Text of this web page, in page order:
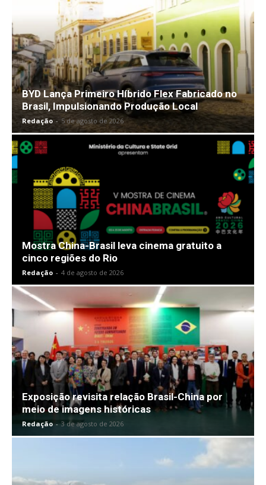
BYD Lança Primeiro Híbrido Flex Fabricado no
Brasil, Impulsionando Produção Local
Redação - 5 de agosto de 2026
Mostra China-Brasil leva cinema gratuito a
cinco regiões do Rio
Redação - 4 de agosto de 2026
Exposição revisita relação Brasil-China por
meio de imagens históricas
Redação - 3 de agosto de 2026